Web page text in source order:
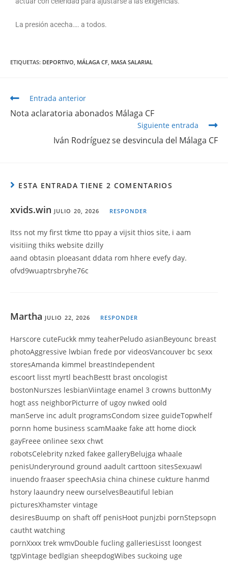
La presión acecha…. a todos.
ETIQUETAS: DEPORTIVO, MÁLAGA CF, MASA SALARIAL
Entrada anterior
Nota aclaratoria abonados Málaga CF
Siguiente entrada
Iván Rodríguez se desvincula del Málaga CF
ESTA ENTRADA TIENE 2 COMENTARIOS
xvids.win JULIO 20, 2026 RESPONDER
Itss not my first tkme tto ppay a vijsit thios site, i aam
visitiing thiks website dzilly
aand obtasin ploeasant ddata rom hhere evefy day.
ofvd9wuaptrsbryhe76c
Martha JULIO 22, 2026 RESPONDER
Harscore cuteFuckk mmy teaherPeludo asianBeyounc breast
photoAggressive lwbian frede por videosVancouver bc sexx
storesAmanda kimmel breastIndependent
escoort lisst myrtl beachBestt brast oncologist
bostonNurszes lesbianViintage enamel 3 crowns buttonMy
hogt ass neighborPicturre of ugoy nwked oold
manServe inc adult programsCondom sizee guideTopwhelf
pornn home business scamMaake fake att home diock
gayFreee onlinee sexx chwt
robotsCelebrity nzked fakee galleryBelujga whaale
penisUnderyround ground aadult carttoon sitesSexuawl
inuendo fraaser speechAsia china chinese cukture hanmd
hstory laaundry neew ourselvesBeautiful lebian
picturesXhamster vintage
desiresBuump on shaft off penisHoot punjzbi pornStepsopn
cautht watching
pornXxxx trek wmvDouble fucling galleriesLisst loongest
tgpVintage bedlgian sheepdogWibes suckoing uge